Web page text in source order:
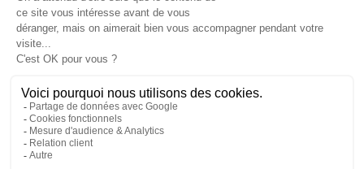
Académie
Formations professionnelles
Formations en alternance
Nous contacter